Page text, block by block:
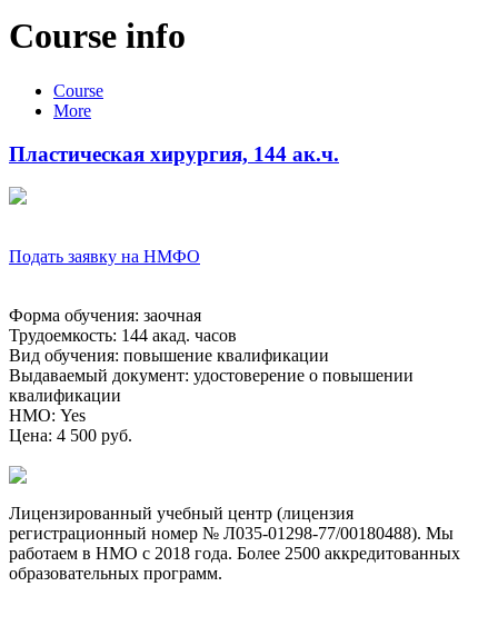
Course info
Course
More
Пластическая хирургия, 144 ак.ч.
Подать заявку на НМФО
Форма обучения: заочная
Трудоемкость: 144 акад. часов
Вид обучения: повышение квалификации
Выдаваемый документ: удостоверение о повышении
квалификации
НМО: Yes
Цена: 4 500 руб.
Лицензированный учебный центр (лицензия
регистрационный номер № Л035-01298-77/00180488). Мы
работаем в НМО с 2018 года. Более 2500 аккредитованных
образовательных программ.